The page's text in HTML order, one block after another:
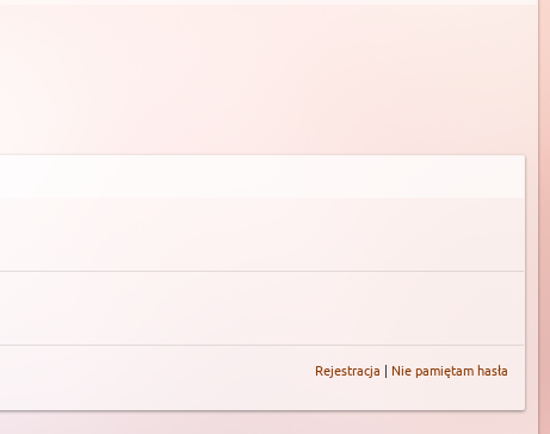
Rejestracja | Nie pamiętam hasła